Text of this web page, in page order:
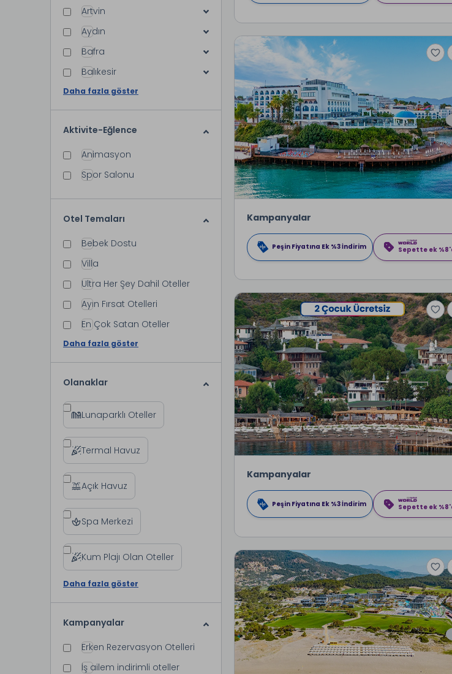
Artvin
Aydın
Bafra
Balıkesir
Daha fazla göster
Aktivite-Eğlence
Animasyon
Spor Salonu
Otel Temaları
Bebek Dostu
Villa
Ultra Her Şey Dahil Oteller
Ayın Fırsat Otelleri
En Çok Satan Oteller
Daha fazla göster
Olanaklar
Lunaparklı Oteller
Termal Havuz
Açık Havuz
Spa Merkezi
Kum Plajı Olan Oteller
Daha fazla göster
Kampanyalar
Erken Rezervasyon Otelleri
İş ailem indirimli oteller
Kampanyalar
Peşin Fiyatına Ek %3 İndirim Sepette ek
Kampanyalar
Peşin Fiyatına Ek %3 İndirim Sepette ek